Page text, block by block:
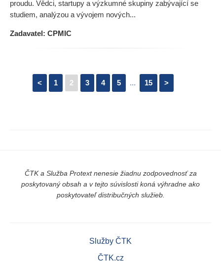
proudu. Vědci, startupy a výzkumné skupiny zabývající se
studiem, analýzou a vývojem nových...
Zadavatel: CPMIC
< 1 2 3 4 5 ... 15 >
ČTK a Služba Protext nenesie žiadnu zodpovednosť za
poskytovaný obsah a v tejto súvislosti koná výhradne ako
poskytovateľ distribučných služieb.
Služby ČTK
ČTK.cz